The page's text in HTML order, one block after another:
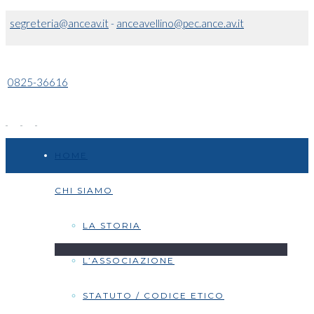
segreteria@anceav.it- anceavellino@pec.ance.av.it
0825-36616
CHI SIAMO
LA STORIA
L’ASSOCIAZIONE
STATUTO / CODICE ETICO